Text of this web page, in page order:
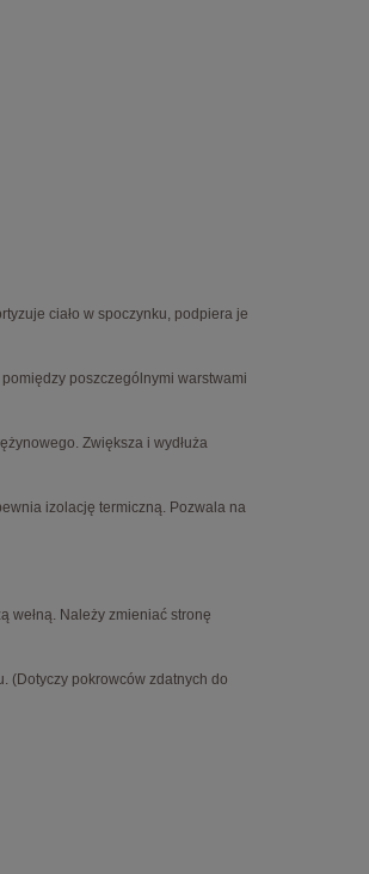
ciało w spoczynku, podpiera je
poszczególnymi warstwami
Zwiększa i wydłuża
izolację termiczną. Pozwala na
wełną. Należy zmieniać stronę
(Dotyczy pokrowców zdatnych do